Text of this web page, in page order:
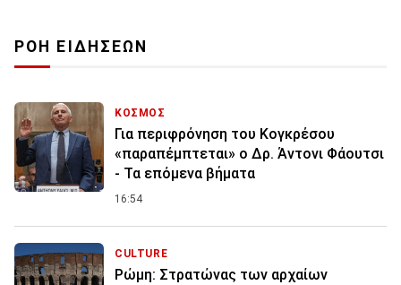
ΡΟΗ ΕΙΔΗΣΕΩΝ
ΚΟΣΜΟΣ
Για περιφρόνηση του Κογκρέσου
«παραπέμπτεται» ο Δρ. Άντονι Φάουτσι
- Τα επόμενα βήματα
16:54
CULTURE
Ρώμη: Στρατώνας των αρχαίων